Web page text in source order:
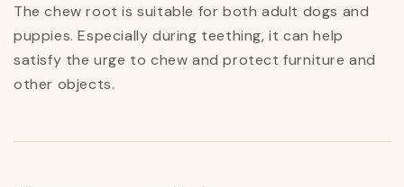
The chew root is suitable for both adult dogs and
puppies. Especially during teething, it can help
satisfy the urge to chew and protect furniture and
other objects.